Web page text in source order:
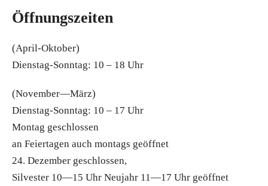
Öffnungszeiten
(April-Oktober)
Dienstag-Sonntag: 10 – 18 Uhr
(November—März)
Dienstag-Sonntag: 10 – 17 Uhr
Montag geschlossen
an Feiertagen auch montags geöffnet
24. Dezember geschlossen,
Silvester 10—15 Uhr Neujahr 11—17 Uhr geöffnet